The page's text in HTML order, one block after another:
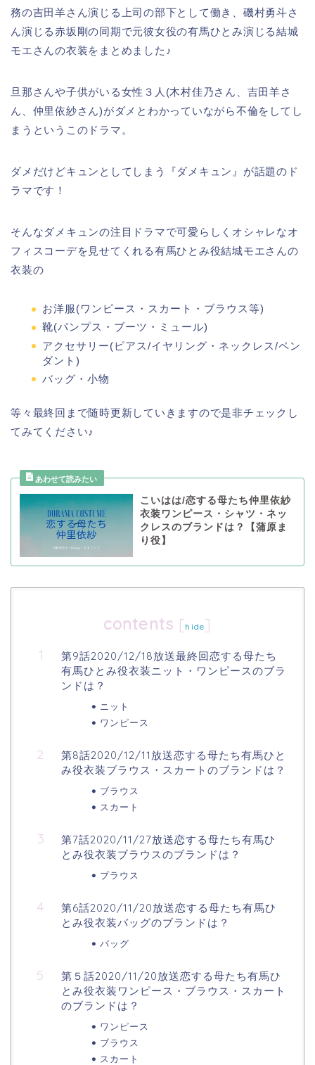
務の吉田羊さん演じる上司の部下として働き、磯村勇斗さ
ん演じる赤坂剛の同期で元彼女役の有馬ひとみ演じる結城
モエさんの衣装をまとめました♪
旦那さんや子供がいる女性３人(木村佳乃さん、吉田羊さ
ん、仲里依紗さん)がダメとわかっていながら不倫をしてし
まうというこのドラマ。
ダメだけどキュンとしてしまう『ダメキュン』が話題のド
ラマです！
そんなダメキュンの注目ドラマで可愛らしくオシャレなオ
フィスコーデを見せてくれる有馬ひとみ役結城モエさんの
衣装の
お洋服(ワンピース・スカート・ブラウス等)
靴(パンプス・ブーツ・ミュール)
アクセサリー(ピアス/イヤリング・ネックレス/ペン
ダント)
バッグ・小物
等々最終回まで随時更新していきますので是非チェックし
てみてください♪
こいはは/恋する母たち仲里依紗
衣装ワンピース・シャツ・ネッ
クレスのブランドは？【蒲原ま
り役】
contents [ hide]
第9話2020/12/18放送最終回恋する母たち
有馬ひとみ役衣装ニット・ワンピースのブラ
ンドは？
ニット
ワンピース
第8話2020/12/11放送恋する母たち有馬ひと
み役衣装ブラウス・スカートのブランドは？
ブラウス
スカート
第7話2020/11/27放送恋する母たち有馬ひ
とみ役衣装ブラウスのブランドは？
ブラウス
第6話2020/11/20放送恋する母たち有馬ひ
とみ役衣装バッグのブランドは？
バッグ
第５話2020/11/20放送恋する母たち有馬ひ
とみ役衣装ワンピース・ブラウス・スカート
のブランドは？
ワンピース
ブラウス
スカート